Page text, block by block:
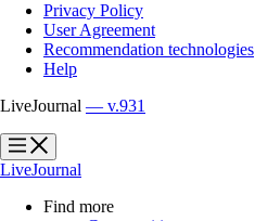
Privacy Policy
User Agreement
Recommendation technologies
Help
LiveJournal — v.931
?
?
LiveJournal
Find more